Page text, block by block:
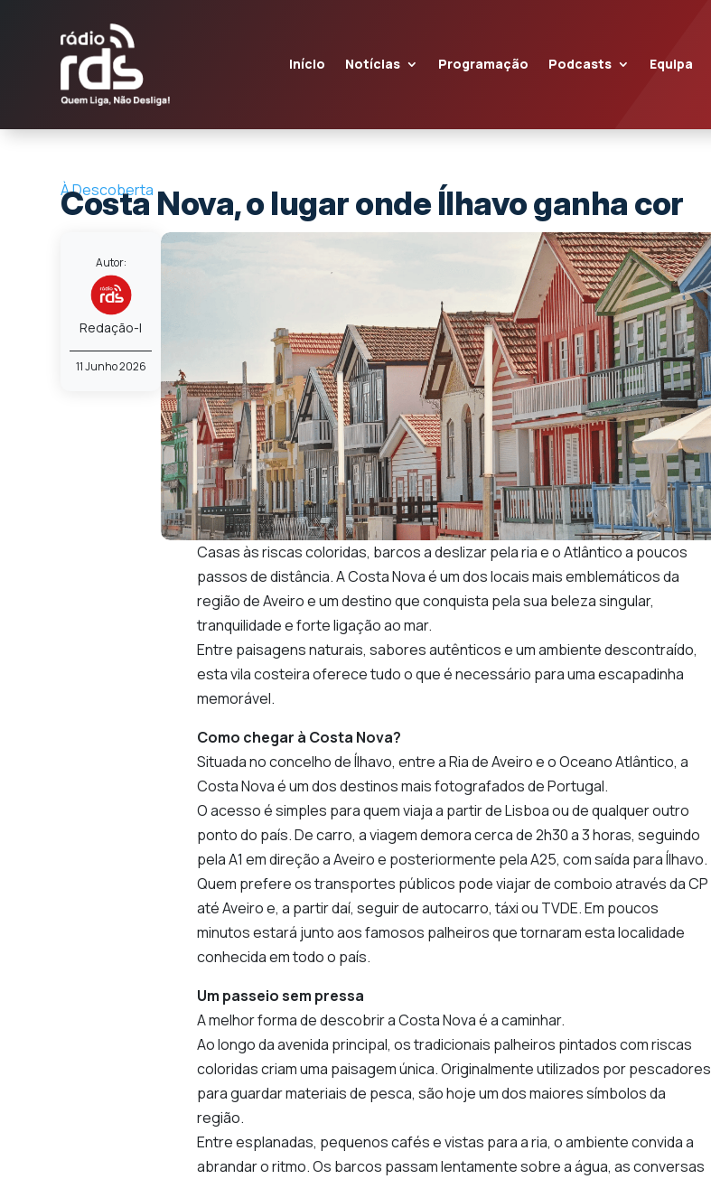
Início Notícias Programação Podcasts Equipa
À Descoberta
Costa Nova, o lugar onde Ílhavo ganha cor
Autor:
Redação-I
11 Junho 2026
Casas às riscas coloridas, barcos a deslizar pela ria e o Atlântico a poucos
passos de distância. A Costa Nova é um dos locais mais emblemáticos da
região de Aveiro e um destino que conquista pela sua beleza singular,
tranquilidade e forte ligação ao mar.
Entre paisagens naturais, sabores autênticos e um ambiente descontraído,
esta vila costeira oferece tudo o que é necessário para uma escapadinha
memorável.
Como chegar à Costa Nova?
Situada no concelho de Ílhavo, entre a Ria de Aveiro e o Oceano Atlântico, a
Costa Nova é um dos destinos mais fotografados de Portugal.
O acesso é simples para quem viaja a partir de Lisboa ou de qualquer outro
ponto do país. De carro, a viagem demora cerca de 2h30 a 3 horas, seguindo
pela A1 em direção a Aveiro e posteriormente pela A25, com saída para Ílhavo.
Quem prefere os transportes públicos pode viajar de comboio através da CP
até Aveiro e, a partir daí, seguir de autocarro, táxi ou TVDE. Em poucos
minutos estará junto aos famosos palheiros que tornaram esta localidade
conhecida em todo o país.
Um passeio sem pressa
A melhor forma de descobrir a Costa Nova é a caminhar.
Ao longo da avenida principal, os tradicionais palheiros pintados com riscas
coloridas criam uma paisagem única. Originalmente utilizados por pescadores
para guardar materiais de pesca, são hoje um dos maiores símbolos da
região.
Entre esplanadas, pequenos cafés e vistas para a ria, o ambiente convida a
abrandar o ritmo. Os barcos passam lentamente sobre a água, as conversas